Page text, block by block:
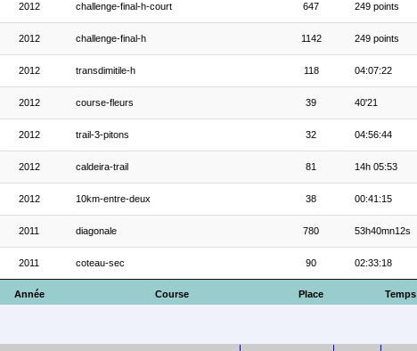
Année Course Place Temps
2012 challenge-final-h-court 647 249 points
2012 challenge-final-h 1142 249 points
2012 transdimitile-h 118 04:07:22
2012 course-fleurs 39 40'21
2012 trail-3-pitons 32 04:56:44
2012 caldeira-trail 81 14h 05:53
2012 10km-entre-deux 38 00:41:15
2011 diagonale 780 53h40mn12s
2011 coteau-sec 90 02:33:18